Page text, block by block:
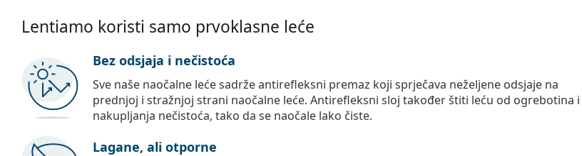
Lentiamo koristi samo prvoklasne leće
Bez odsjaja i nečistoća
Sve naše naočalne leće sadrže antirefleksni premaz koji sprječava neželjene odsjaje na
prednjoj i stražnjoj strani naočalne leće. Antirefleksni sloj također štiti leću od ogrebotina i
nakupljanja nečistoća, tako da se naočale lako čiste.
Lagane, ali otporne